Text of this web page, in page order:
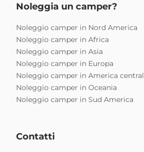
Noleggia un camper?
Noleggio camper in Nord America
Noleggio camper in Africa
Noleggio camper in Asia
Noleggio camper in Europa
Noleggio camper in America
Noleggio camper in Oceania
Noleggio camper in Sud America
Contatti